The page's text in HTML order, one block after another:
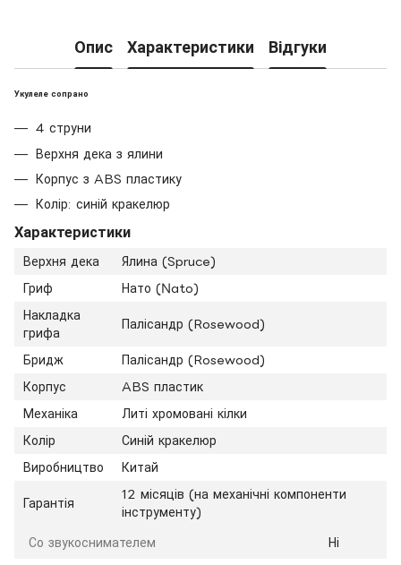
Опис Характеристики Відгуки
Укулеле сопрано
4 струни
Верхня дека з ялини
Корпус з ABS пластику
Колір: синій кракелюр
Характеристики
Верхня дека
Ялина (Spruce)
Гриф
Нато (Nato)
Накладка
грифа
Палісандр (Rosewood)
Бридж
Палісандр (Rosewood)
Корпус
ABS пластик
Механіка
Литі хромовані кілки
Колір
Синій кракелюр
Виробництво
Китай
Гарантія
12 місяців (на механічні компоненти
інструменту)
Со звукоснимателем Ні